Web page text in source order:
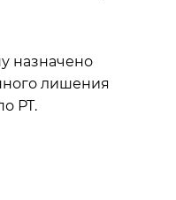
назначено
лишения
РТ.